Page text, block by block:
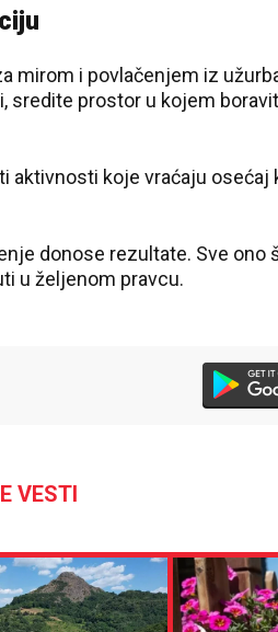
mirom i povlačenjem iz
sredite prostor u kojem
aktivnosti koje vraćaju osećaj
donose rezultate. Sve ono
u željenom pravcu.
VESTI